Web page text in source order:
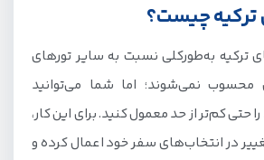
ترکیه چیست؟
ترکیه به‌طورکلی نسبت به سایر تورهای
محسوب نمی‌شوند؛ اما شما می‌توانید
حتی کم‌تر از حد معمول کنید. برای این کار،
در انتخاب‌های سفر خود اعمال کرده و